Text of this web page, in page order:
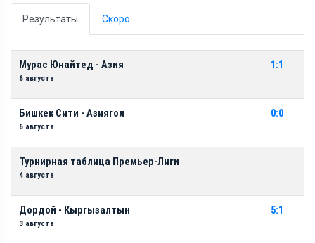
Результаты Скоро
Мурас Юнайтед - Азия
6 августа
1:1
Бишкек Сити - Азиягол
6 августа
0:0
Турнирная таблица Премьер-Лиги
4 августа
Дордой - Кыргызалтын
3 августа
5:1